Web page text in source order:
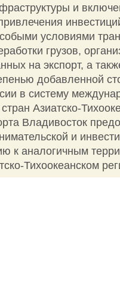
и
условиями
грузов,
на экспорт, а
добавленной
в систему
Азиатско-
Владивосток
и
к аналогичным
Тихоокеанском